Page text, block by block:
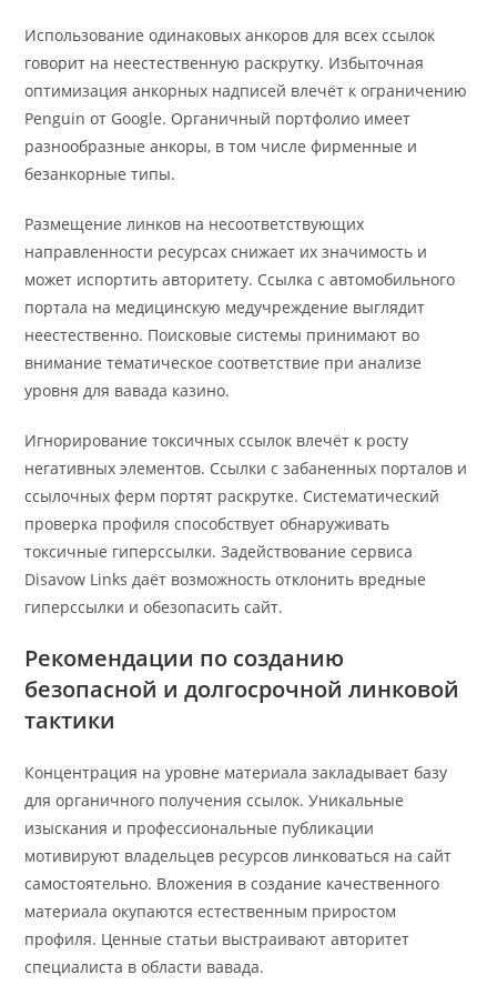
Использование одинаковых анкоров для всех ссылок
говорит на неестественную раскрутку. Избыточная
оптимизация анкорных надписей влечёт к ограничению
Penguin от Google. Органичный портфолио имеет
разнообразные анкоры, в том числе фирменные и
безанкорные типы.
Размещение линков на несоответствующих
направленности ресурсах снижает их значимость и
может испортить авторитету. Ссылка с автомобильного
портала на медицинскую медучреждение выглядит
неестественно. Поисковые системы принимают во
внимание тематическое соответствие при анализе
уровня для вавада казино.
Игнорирование токсичных ссылок влечёт к росту
негативных элементов. Ссылки с забаненных порталов и
ссылочных ферм портят раскрутке. Систематический
проверка профиля способствует обнаруживать
токсичные гиперссылки. Задействование сервиса
Disavow Links даёт возможность отклонить вредные
гиперссылки и обезопасить сайт.
Рекомендации по созданию
безопасной и долгосрочной линковой
тактики
Концентрация на уровне материала закладывает базу
для органичного получения ссылок. Уникальные
изыскания и профессиональные публикации
мотивируют владельцев ресурсов линковаться на сайт
самостоятельно. Вложения в создание качественного
материала окупаются естественным приростом
профиля. Ценные статьи выстраивают авторитет
специалиста в области вавада.